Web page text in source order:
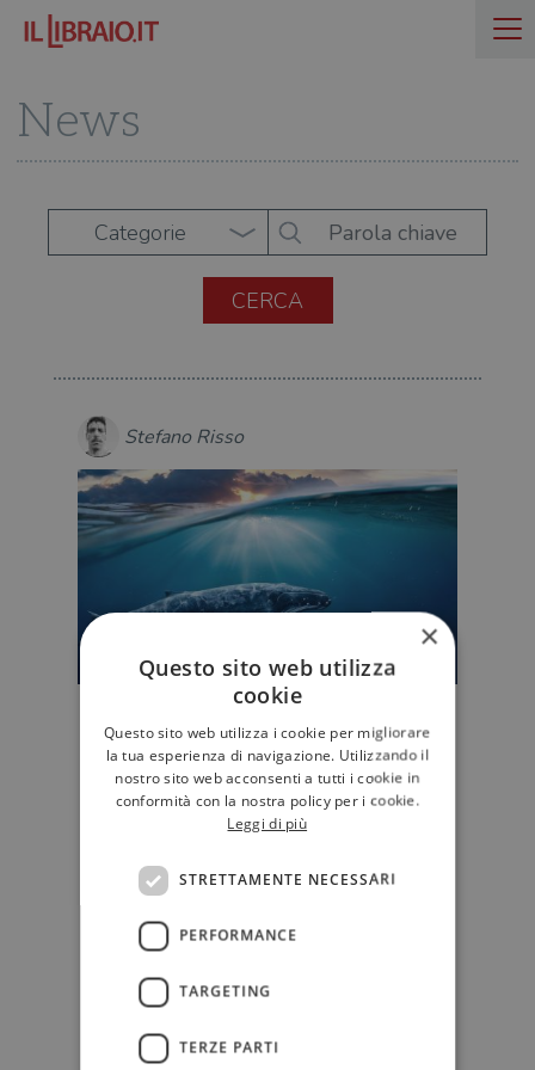
News
Categorie
Stefano Risso
"La balena alla fine del mondo" di
John Ironmonger: finché c’è
Natura, c’è speranza
È con linguaggio maturo e
atmosfera da fiaba che John
Ironmonger scrive "La balena alla
fine del mo…
D'AUTORE
×
Questo sito web utilizza
cookie
Questo sito web utilizza i cookie per migliorare
la tua esperienza di navigazione. Utilizzando il
nostro sito web acconsenti a tutti i cookie in
conformità con la nostra policy per i cookie.
Leggi di più
STRETTAMENTE NECESSARI
PERFORMANCE
TARGETING
TERZE PARTI